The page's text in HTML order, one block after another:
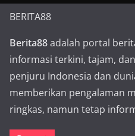
BERITA88
Berita88adalah portal
informasi terkini, tajam,
penjuru Indonesia dan
memberikan pengalaman
ringkas, namun tetap